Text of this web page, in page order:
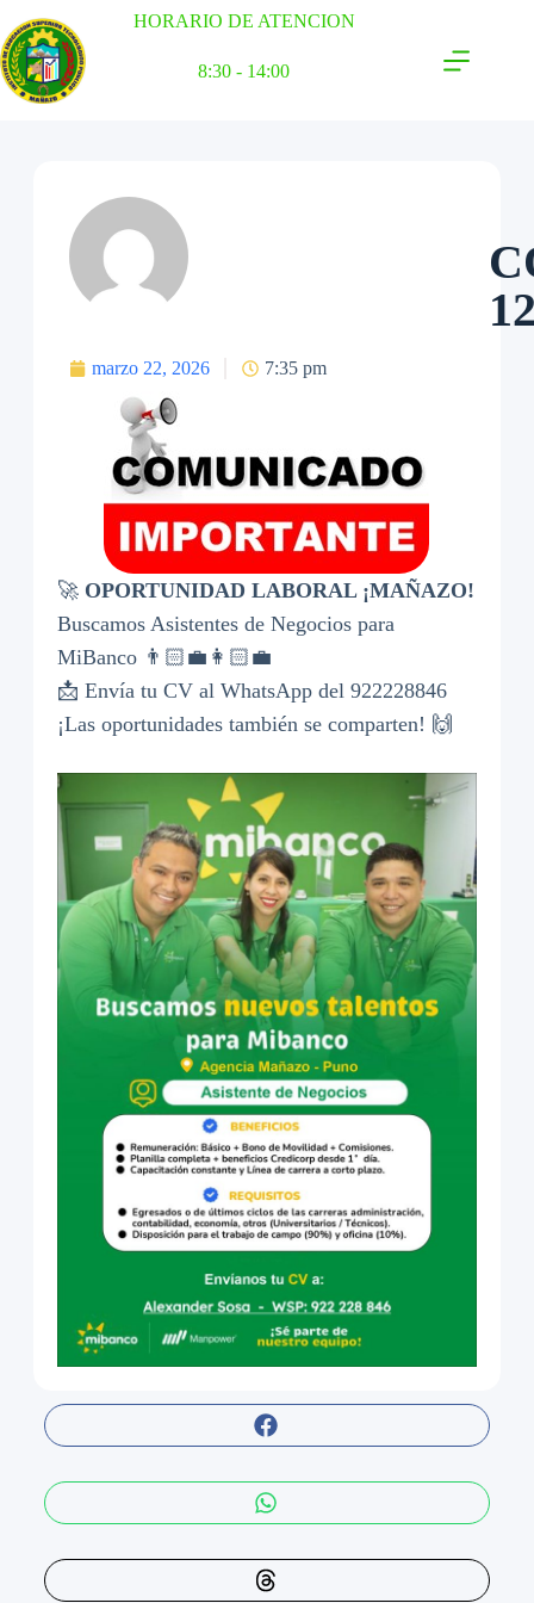
HORARIO DE ATENCION
8:30 - 14:00
marzo 22, 2026 7:35 pm
🚀 OPORTUNIDAD LABORAL ¡MAÑAZO!
Buscamos Asistentes de Negocios para
MiBanco 👨🏻‍💼👩🏻‍💼
📩 Envía tu CV al WhatsApp del 922228846
¡Las oportunidades también se comparten! 🙌